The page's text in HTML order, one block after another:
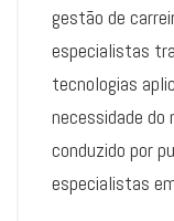
gestão de
especialistas
tecnologias
necessidade do
conduzido por
especialistas